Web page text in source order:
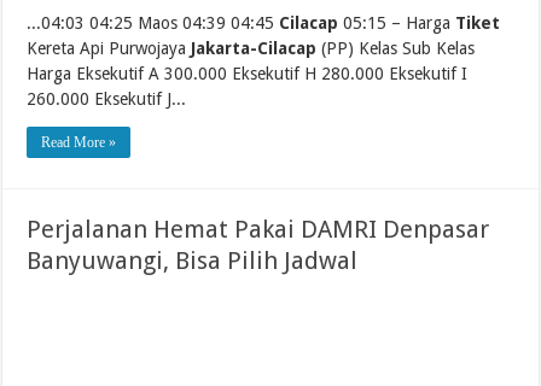
...04:03 04:25 Maos 04:39 04:45 Cilacap 05:15 – Harga Tiket
Kereta Api Purwojaya Jakarta-Cilacap (PP) Kelas Sub Kelas
Harga Eksekutif A 300.000 Eksekutif H 280.000 Eksekutif I
260.000 Eksekutif J...
Read More »
Perjalanan Hemat Pakai DAMRI Denpasar
Banyuwangi, Bisa Pilih Jadwal